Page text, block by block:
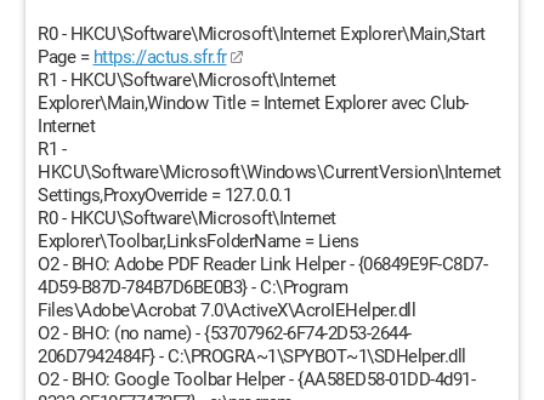
R0 - HKCU\Software\Microsoft\Internet Explorer\Main,Start
Page = https://actus.sfr.fr
R1 - HKCU\Software\Microsoft\Internet
Explorer\Main,Window Title = Internet Explorer avec Club-
Internet
R1 -
HKCU\Software\Microsoft\Windows\CurrentVersion\Internet
Settings,ProxyOverride = 127.0.0.1
R0 - HKCU\Software\Microsoft\Internet
Explorer\Toolbar,LinksFolderName = Liens
O2 - BHO: Adobe PDF Reader Link Helper - {06849E9F-C8D7-
4D59-B87D-784B7D6BE0B3} - C:\Program
Files\Adobe\Acrobat 7.0\ActiveX\AcroIEHelper.dll
O2 - BHO: (no name) - {53707962-6F74-2D53-2644-
206D7942484F} - C:\PROGRA~1\SPYBOT~1\SDHelper.dll
O2 - BHO: Google Toolbar Helper - {AA58ED58-01DD-4d91-